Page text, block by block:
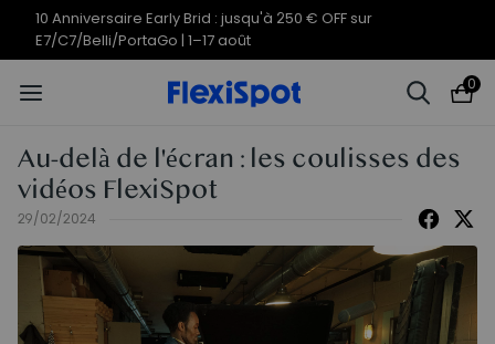
10 Anniversaire Early Brid : jusqu'à 250 € OFF sur
E7/C7/Belli/PortaGo | 1–17 août
0
Au-delà de l'écran : les coulisses des
vidéos FlexiSpot
29/02/2024